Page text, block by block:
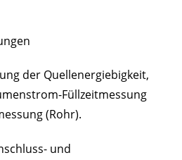
der Quellenergiebigkeit,
Füllzeitmessung
(Rohr).
und